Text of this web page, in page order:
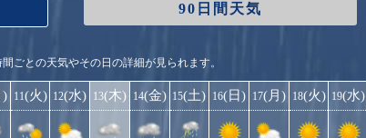
90日間天気
ごとの天気やその日の詳細が見られます。
) 11(火) 12(水) 13(木) 14(金) 15(土) 16(日) 17(月) 18(火) 19(水)